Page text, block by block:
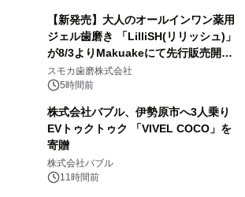
【新発売】大人のオールインワン薬用
ジェル歯磨き 「LilliSH(リリッシュ)」
が8/3よりMakuakeにて先行販売開
始！
スモカ歯磨株式会社
5時間前
株式会社バブル、伊勢原市へ3人乗り
EVトゥクトゥク 「VIVEL COCO」を
寄贈
株式会社バブル
11時間前